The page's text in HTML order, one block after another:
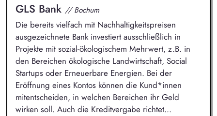
GLS Bank // Bochum
Die bereits vielfach mit Nachhaltigkeitspreisen
ausgezeichnete Bank investiert ausschließlich in
Projekte mit sozial-ökologischem Mehrwert, z.B. in
den Bereichen ökologische Landwirtschaft, Social
Startups oder Erneuerbare Energien. Bei der
Eröffnung eines Kontos können die Kund*innen
mitentscheiden, in welchen Bereichen ihr Geld
wirken soll. Auch die Kreditvergabe richtet...